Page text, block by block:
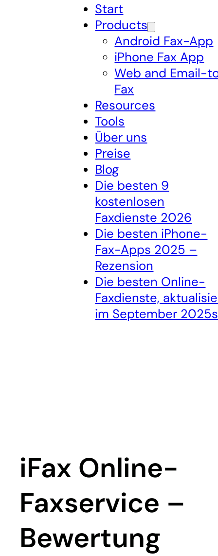
Start
Products
Android Fax-App
iPhone Fax App
Web and Email-
Fax
Resources
Tools
Über uns
Preise
Blog
Die besten 9
kostenlosen
Faxdienste 2026
Die besten iPhone-
Fax-Apps 2025 –
Rezension
Die besten Online-
Faxdienste,
im September 2025s
iFax Online-
Faxservice –
Bewertung